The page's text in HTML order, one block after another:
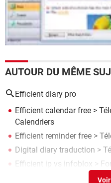
AUTOUR DU MÊME
Efficient diary pro
Efficient calendar free >
Calendriers
Efficient reminder free >
Digital diary traduction >
Efficient ip vs infoblox >
>